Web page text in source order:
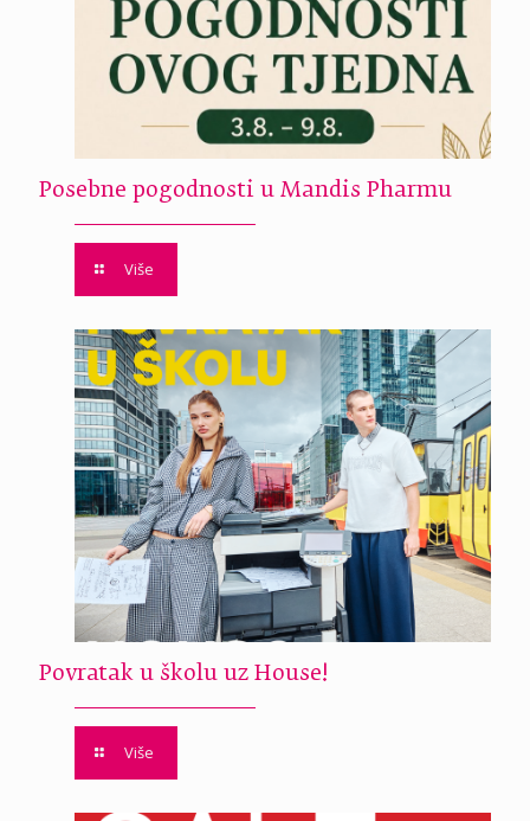
Posebne pogodnosti u Mandis Pharmu
Više
Povratak u školu uz House!
Više